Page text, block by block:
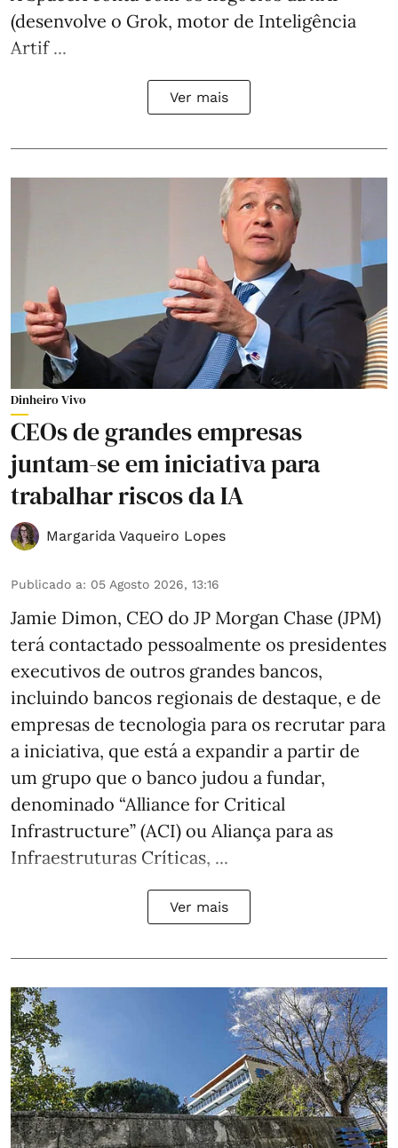
(desenvolve o Grok, motor de Inteligência
Artif ...
Ver mais
Dinheiro Vivo
CEOs de grandes empresas
juntam-se em iniciativa para
trabalhar riscos da IA
Margarida Vaqueiro Lopes
Publicado a: 05 Agosto 2026, 13:16
Jamie Dimon, CEO do JP Morgan Chase (JPM)
terá contactado pessoalmente os presidentes
executivos de outros grandes bancos,
incluindo bancos regionais de destaque, e de
empresas de tecnologia para os recrutar para
a iniciativa, que está a expandir a partir de
um grupo que o banco judou a fundar,
denominado “Alliance for Critical
Infrastructure” (ACI) ou Aliança para as
Infraestruturas Críticas, ...
Ver mais